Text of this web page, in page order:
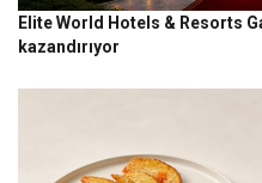
Elite World Hotels & Resorts
kazandırıyor